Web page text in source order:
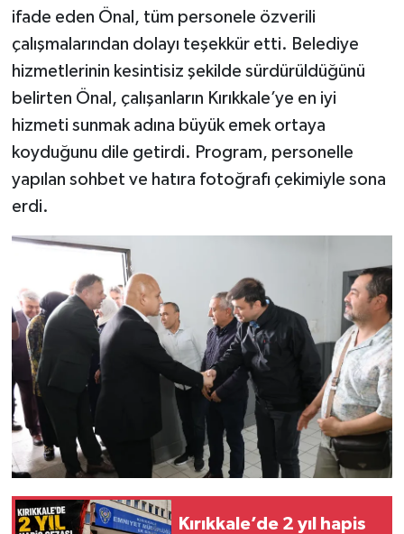
ifade eden Önal, tüm personele özverili
çalışmalarından dolayı teşekkür etti. Belediye
hizmetlerinin kesintisiz şekilde sürdürüldüğünü
belirten Önal, çalışanların Kırıkkale’ye en iyi
hizmeti sunmak adına büyük emek ortaya
koyduğunu dile getirdi. Program, personelle
yapılan sohbet ve hatıra fotoğrafı çekimiyle sona
erdi.
Kırıkkale’de 2 yıl hapis